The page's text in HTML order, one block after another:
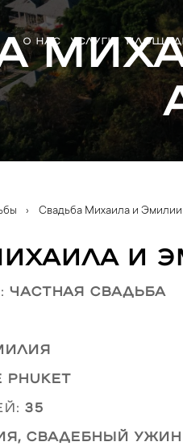
О НАС УСЛУГИ
› Свадьба Михаила и Эмилии
и
частная свадьба
Phuket
35
свадебный